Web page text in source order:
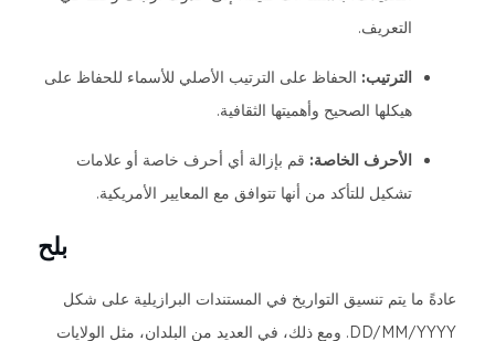
التعريف.
الترتيب: الحفاظ على الترتيب الأصلي للأسماء للحفاظ على
هيكلها الصحيح وأهميتها الثقافية.
الأحرف الخاصة: قم بإزالة أي أحرف خاصة أو علامات
تشكيل للتأكد من أنها تتوافق مع المعايير الأمريكية.
بلح
عادةً ما يتم تنسيق التواريخ في المستندات البرازيلية على شكل
DD/MM/YYYY. ومع ذلك، في العديد من البلدان، مثل الولايات